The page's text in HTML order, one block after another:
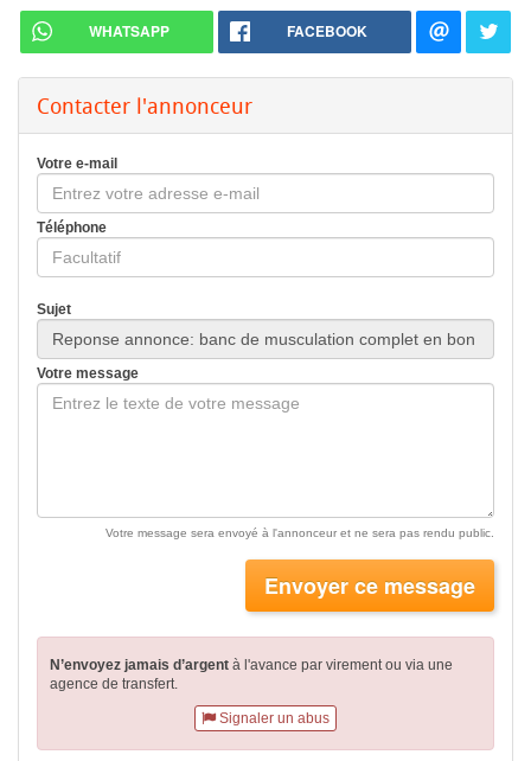
WHATSAPP FACEBOOK
Contacter l'annonceur
Votre e-mail
Téléphone
Sujet
Votre message
Votre message sera envoyé à l'annonceur et ne sera pas rendu public.
Envoyer ce message
N’envoyez jamais d’argent à l'avance par virementou via une
agence de transfert.
Signaler un abus